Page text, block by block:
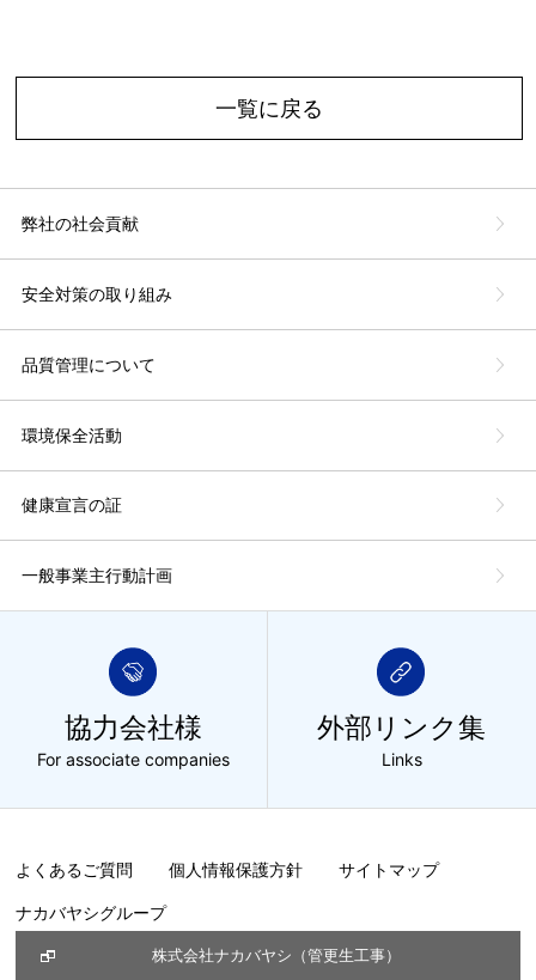
一覧に戻る
弊社の社会貢献
安全対策の取り組み
品質管理について
環境保全活動
健康宣言の証
一般事業主行動計画
協力会社様
For associate companies
外部リンク集
Links
よくあるご質問 個人情報保護方針 サイトマップ
ナカバヤシグループ
株式会社ナカバヤシ（管更生工事）